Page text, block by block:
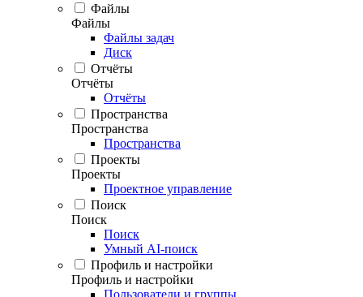
Файлы
Файлы
Файлы задач
Диск
Отчёты
Отчёты
Отчёты
Пространства
Пространства
Пространства
Проекты
Проекты
Проектное управление
Поиск
Поиск
Поиск
Умный AI-поиск
Профиль и настройки
Профиль и настройки
Пользователи и группы